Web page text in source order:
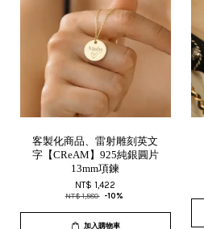
客製化商品、雷射雕刻英文
字【CReAM】925純銀圓片
13mm項鍊
NT$ 1,422
NT$ 1,580 -10%
加入購物車